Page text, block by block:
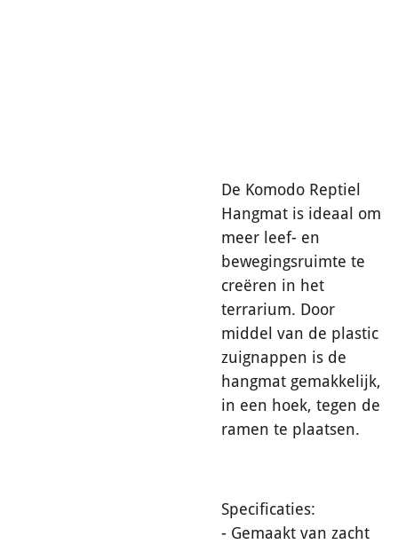
De Komodo Reptiel
Hangmat is ideaal om
meer leef- en
bewegingsruimte te
creëren in het
terrarium. Door
middel van de plastic
zuignappen is de
hangmat gemakkelijk,
in een hoek, tegen de
ramen te plaatsen.
Specificaties:
- Gemaakt van zacht